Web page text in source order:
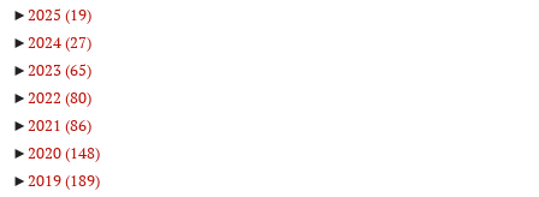
►2025 (19)
►2024(27)
►2023(65)
►2022 (80)
►2021 (86)
►2020(148)
►2019(189)